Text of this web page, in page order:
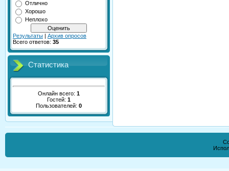
Отлично
Хорошо
Неплохо
Результаты | Архив опросов
Всего ответов: 35
Статистика
Онлайн всего: 1
Гостей: 1
Пользователей: 0